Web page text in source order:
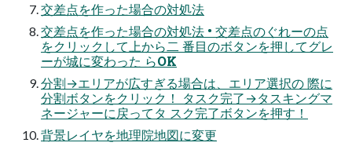
交差点を作った場合の対処法
交差点を作った場合の対処法 • 交差点のぐれーの点
をクリックして上から二 番目のボタンを押してグレ
ーが城に変わった らOK
分割→エリアが広すぎる場合は、エリア選択の 際に
分割ボタンをクリック！ タスク完了→タスキングマ
ネージャーに戻ってタ スク完了ボタンを押す！
背景レイヤを地理院地図に変更